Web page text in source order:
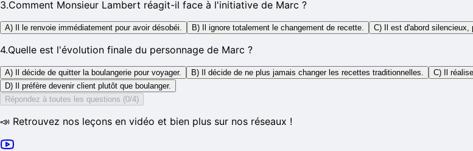
3.Comment Monsieur Lambert réagit-il face à l'initiative de Marc ?
A) Il le renvoie immédiatement pour avoir désobéi. B) Il ignore totalement le changement de recette. C) Il est d'abord silencieux,
4.Quelle est l'évolution finale du personnage de Marc ?
A) Il décide de quitter la boulangerie pour voyager. B) Il décide de ne plus jamais changer les recettes traditionnelles.
C) Il
D) Il préfère devenir client plutôt que boulanger.
Répondez à toutes les questions (0/4)
📣 Retrouvez nos leçons en vidéo et bien plus sur nos réseaux !